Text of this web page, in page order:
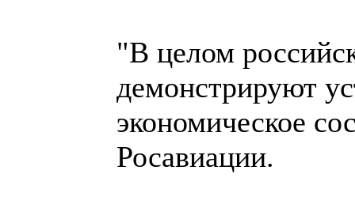
"В целом
демонстрируют
экономическое
Росавиации.